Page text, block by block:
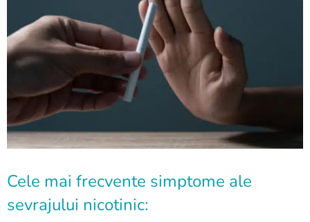
Cele mai frecvente simptome ale
sevrajului nicotinic: